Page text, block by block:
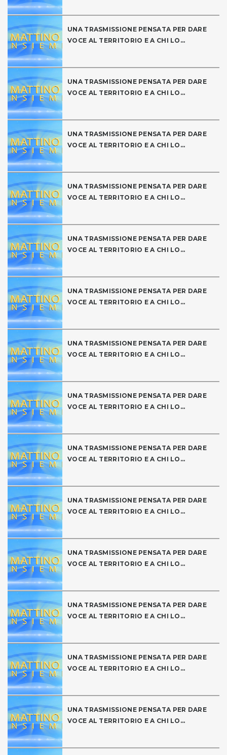
UNA TRASMISSIONE PENSATA PER DARE
VOCE AL TERRITORIO E A CHI LO...
UNA TRASMISSIONE PENSATA PER DARE
VOCE AL TERRITORIO E A CHI LO...
UNA TRASMISSIONE PENSATA PER DARE
VOCE AL TERRITORIO E A CHI LO...
UNA TRASMISSIONE PENSATA PER DARE
VOCE AL TERRITORIO E A CHI LO...
UNA TRASMISSIONE PENSATA PER DARE
VOCE AL TERRITORIO E A CHI LO...
UNA TRASMISSIONE PENSATA PER DARE
VOCE AL TERRITORIO E A CHI LO...
UNA TRASMISSIONE PENSATA PER DARE
VOCE AL TERRITORIO E A CHI LO...
UNA TRASMISSIONE PENSATA PER DARE
VOCE AL TERRITORIO E A CHI LO...
UNA TRASMISSIONE PENSATA PER DARE
VOCE AL TERRITORIO E A CHI LO...
UNA TRASMISSIONE PENSATA PER DARE
VOCE AL TERRITORIO E A CHI LO...
UNA TRASMISSIONE PENSATA PER DARE
VOCE AL TERRITORIO E A CHI LO...
UNA TRASMISSIONE PENSATA PER DARE
VOCE AL TERRITORIO E A CHI LO...
UNA TRASMISSIONE PENSATA PER DARE
VOCE AL TERRITORIO E A CHI LO...
UNA TRASMISSIONE PENSATA PER DARE
VOCE AL TERRITORIO E A CHI LO...